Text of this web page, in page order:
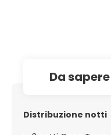
da sapere
Distribuzione notti